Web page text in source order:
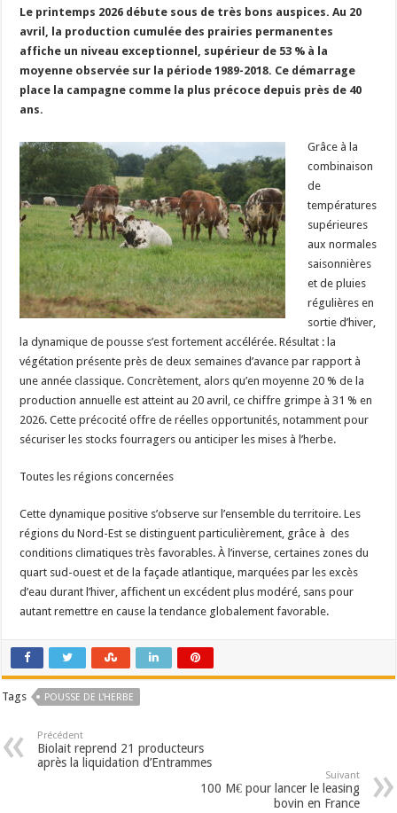
Un été fructueux pour Lactalis
Le printemps 2026 débute sous de très bons auspices. Au 20
avril, la production cumulée des prairies permanentes
affiche un niveau exceptionnel, supérieur de 53 % à la
moyenne observée sur la période 1989-2018. Ce démarrage
place la campagne comme la plus précoce depuis près de 40
ans.
Grâce à la
combinaison
de
températures
supérieures
aux normales
saisonnières
et de pluies
régulières en
sortie d’hiver,
la dynamique de pousse s’est fortement accélérée. Résultat : la
végétation présente près de deux semaines d’avance par rapport à
une année classique. Concrètement, alors qu’en moyenne 20 % de la
production annuelle est atteint au 20 avril, ce chiffre grimpe à 31 % en
2026. Cette précocité offre de réelles opportunités, notamment pour
sécuriser les stocks fourragers ou anticiper les mises à l’herbe.
Toutes les régions concernées
Cette dynamique positive s’observe sur l’ensemble du territoire. Les
régions du Nord-Est se distinguent particulièrement, grâce à des
conditions climatiques très favorables. À l’inverse, certaines zones du
quart sud-ouest et de la façade atlantique, marquées par les excès
d’eau durant l’hiver, affichent un excédent plus modéré, sans pour
autant remettre en cause la tendance globalement favorable.
Tags POUSSE DE L'HERBE
Précédent
Biolait reprend 21 producteurs
après la liquidation d’Entrammes
Suivant
100 M€ pour lancer le leasing
bovin en France